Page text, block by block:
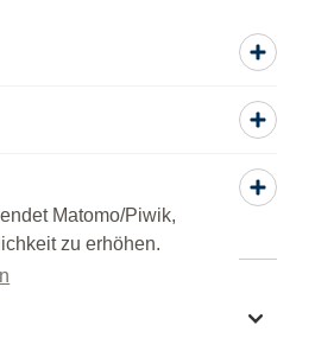
Matomo/Piwik,
zu erhöhen.